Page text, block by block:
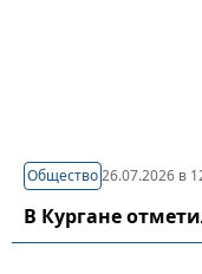
Общество26.07.2026 в
В Кургане